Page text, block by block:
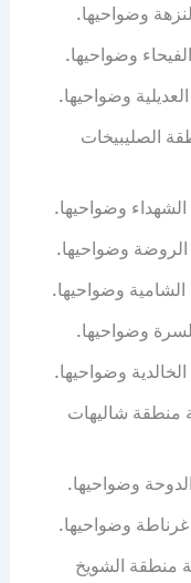
وضواحيها.
وضواحيها.
وضواحيها.
الصليبيخات
وضواحيها.
وضواحيها.
وضواحيها.
وضواحيها.
وضواحيها.
منطقة شاليهات
وضواحيها.
وضواحيها.
منطقة الشويخ